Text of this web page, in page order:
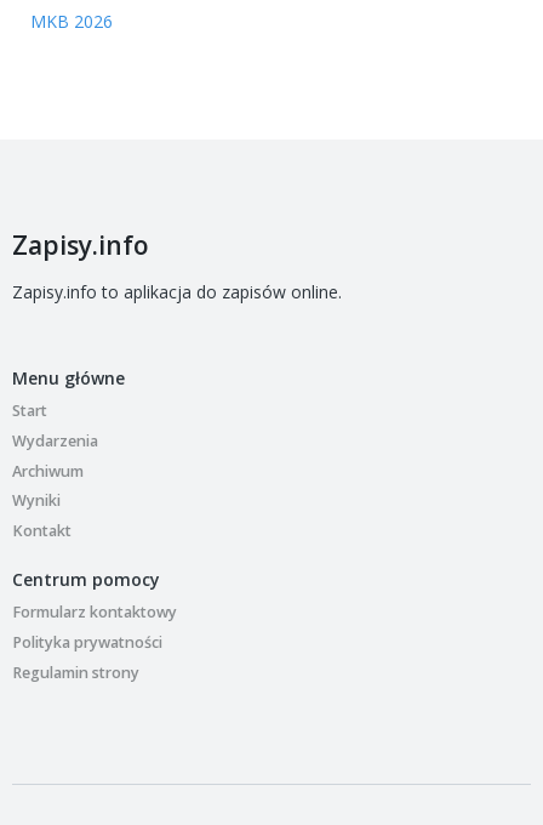
MKB 2026
Zapisy.info
Zapisy.info to aplikacja do zapisów online.
Menu główne
Start
Wydarzenia
Archiwum
Wyniki
Kontakt
Centrum pomocy
Formularz kontaktowy
Polityka prywatności
Regulamin strony